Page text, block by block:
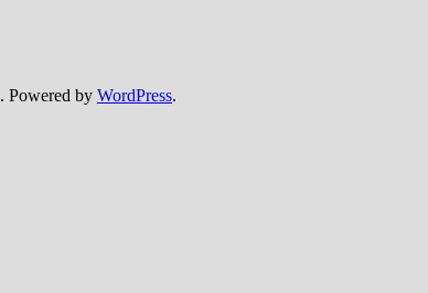
. Powered by WordPress.